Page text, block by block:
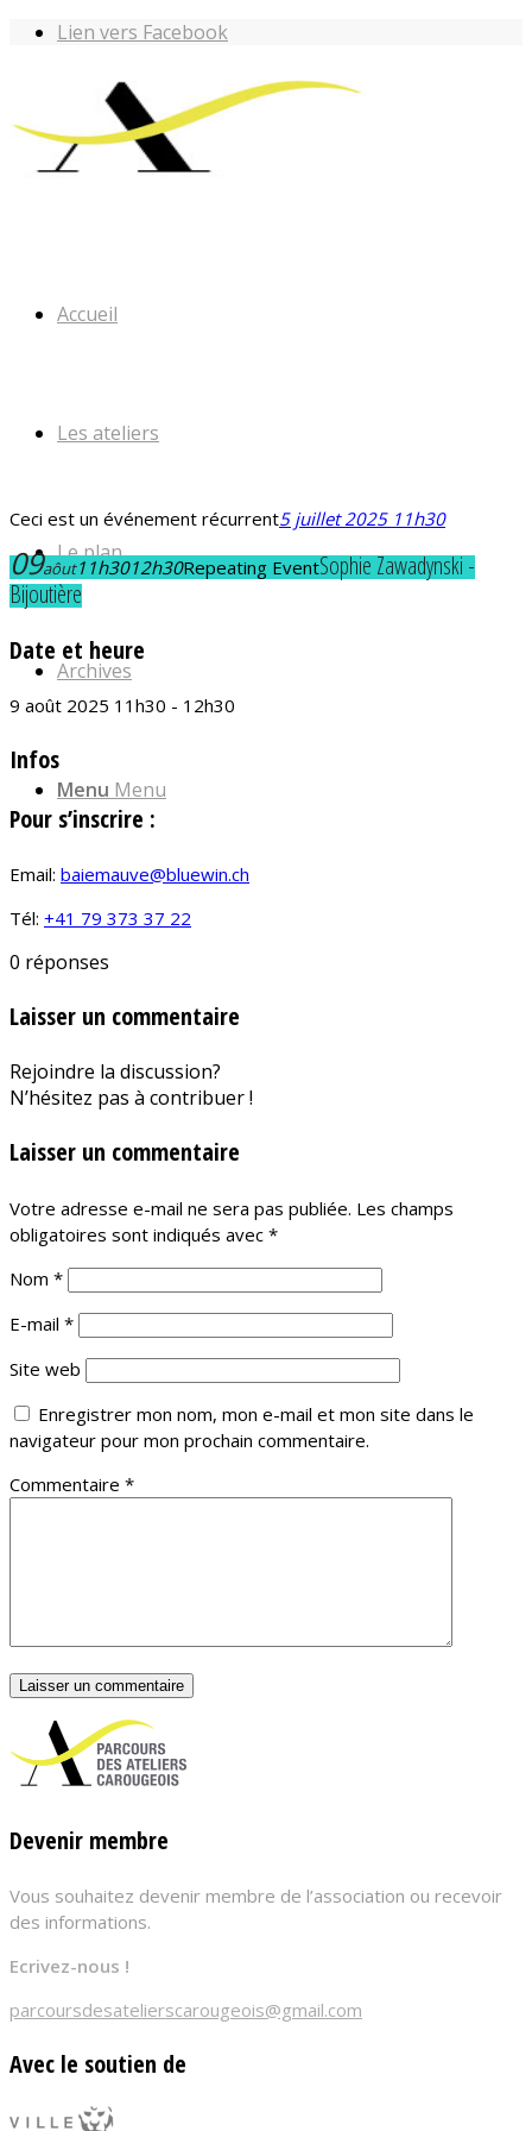
Lien vers Facebook
Accueil
Les ateliers
Le plan
Archives
Menu Menu
Ceci est un événement récurrent5 juillet 2025 11h30
09aôut11h3012h30Repeating EventSophie Zawadynski -
Bijoutière
Date et heure
9 août 2025 11h30 - 12h30
Infos
Pour s’inscrire :
Email: baiemauve@bluewin.ch
Tél: +41 79 373 37 22
0 réponses
Laisser un commentaire
Rejoindre la discussion?
N’hésitez pas à contribuer !
Laisser un commentaire
Votre adresse e-mail ne sera pas publiée. Les champs
obligatoires sont indiqués avec *
Nom *
E-mail *
Site web
Enregistrer mon nom, mon e-mail et mon site dans le
navigateur pour mon prochain commentaire.
Commentaire *
Devenir membre
Vous souhaitez devenir membre de l’association ou recevoir
des informations.
Ecrivez-nous !
parcoursdesatelierscarougeois@gmail.com
Avec le soutien de